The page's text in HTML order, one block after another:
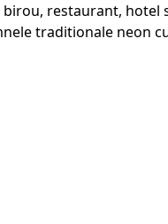
restaurant, hotel
traditionale neon